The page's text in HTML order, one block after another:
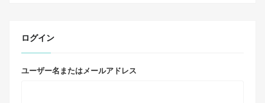
ログイン
ユーザー名またはメールアドレス